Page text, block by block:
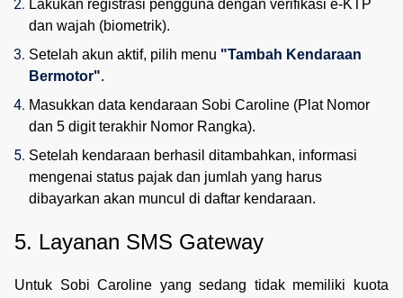
Lakukan registrasi pengguna dengan verifikasi e-KTP
dan wajah (biometrik).
Setelah akun aktif, pilih menu "Tambah Kendaraan
Bermotor".
Masukkan data kendaraan Sobi Caroline (Plat Nomor
dan 5 digit terakhir Nomor Rangka).
Setelah kendaraan berhasil ditambahkan, informasi
mengenai status pajak dan jumlah yang harus
dibayarkan akan muncul di daftar kendaraan.
5. Layanan SMS Gateway
Untuk Sobi Caroline yang sedang tidak memiliki kuota